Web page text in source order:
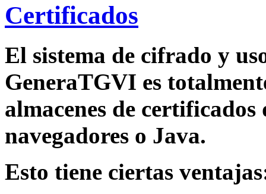
Certificados
El sistema de cifrado y
GeneraTGVI es
almacenes de
navegadores o Java.
Esto tiene ciertas